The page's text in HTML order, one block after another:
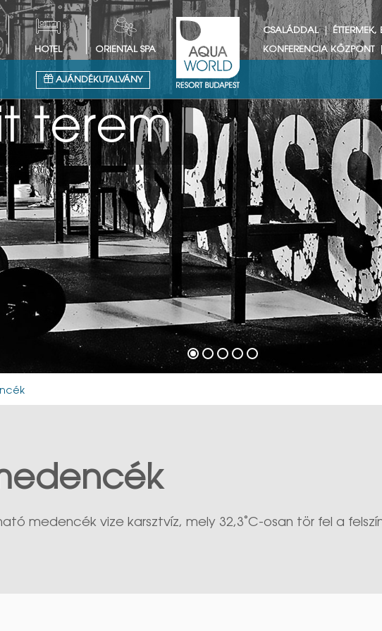
HOTEL ORIENTAL SPA
CSALÁDDAL
KONFERENCIA KÖZPONT
AJÁNDÉKUTALVÁNY
medencék vize karsztvíz, mely 32,3˚C-osan tör fel a